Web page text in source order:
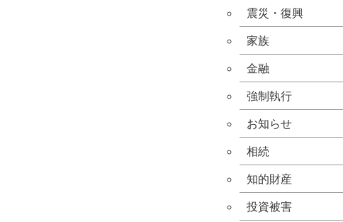
震災・復興
家族
金融
強制執行
お知らせ
相続
知的財産
投資被害